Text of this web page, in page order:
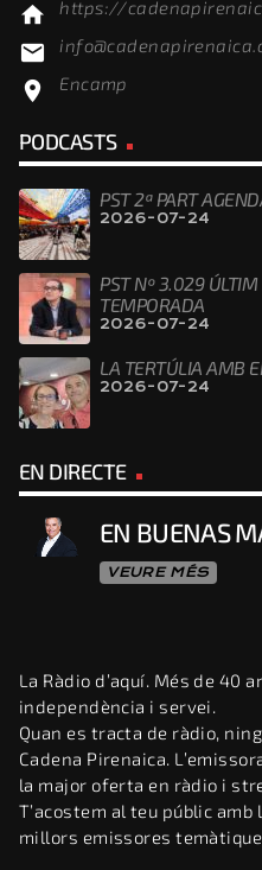
home https://
email
location_on Encamp
PODCASTS
PST 2ª PART
2026-07-24
PST Nº 3.029
TEMPORADA
2026-07-24
LA TERTÚLIA AMB
2026-07-24
EN DIRECTE
EN BUENAS
VEURE MÉS
La Ràdio d’aquí. Més de 40
independència i servei.
Quan es tracta de ràdio,
Cadena Pirenaica.
la major oferta en ràdio i
T’acostem al teu públic
millors emissores